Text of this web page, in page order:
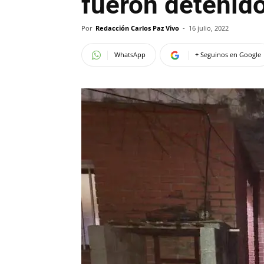
Por Redacción Carlos Paz Vivo - 16 julio, 2022
WhatsApp + Seguinos en Google